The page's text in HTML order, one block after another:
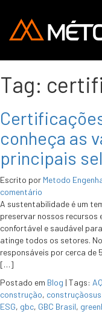
Tag:
conheça as
principais
Escrito por Metodo
comentário
A sustentabilidade é um
preservar nossos recursos
confortável e saudável
atinge todos os setores.
responsáveis por cerca de
[…]
Postado em Blog | Tags:
construção,
ESG, gbc, GBC Brasil,